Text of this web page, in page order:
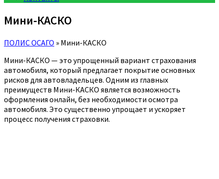
Мини-КАСКО
ПОЛИС ОСАГО » Мини-КАСКО
Мини-КАСКО — это упрощенный вариант страхования
автомобиля, который предлагает покрытие основных
рисков для автовладельцев. Одним из главных
преимуществ Мини-КАСКО является возможность
оформления онлайн, без необходимости осмотра
автомобиля. Это существенно упрощает и ускоряет
процесс получения страховки.